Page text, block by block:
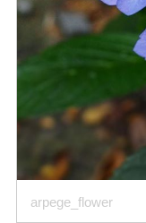
arpege_flower